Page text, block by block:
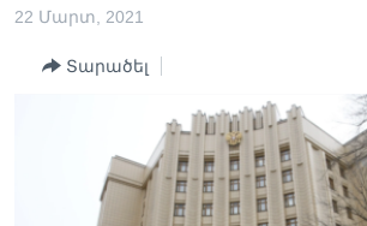
ՖԻԼՄԵՐ
ՄԵՐ ՄԱՍԻՆ
«ԱՄԵՐԻԿԱՅԻ ՁԱՅՆ»-Ի
ԿԱՊ ՄԵԶ ՀԵՏ
ՀԵՏԵՒԵՔ ՄԵԶ
22 Մարտ, 2021
Տարածել